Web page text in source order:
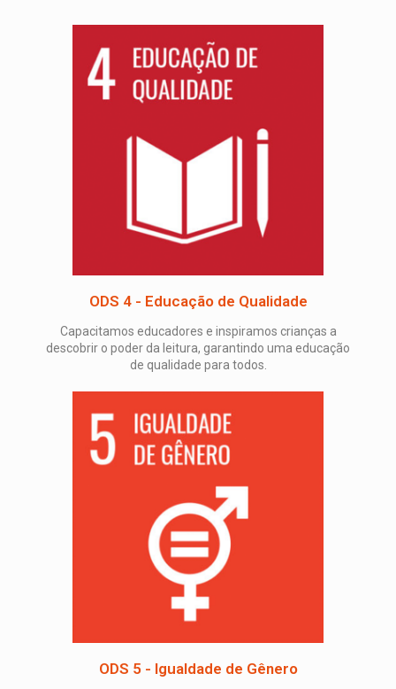
ODS 4 - Educação de Qualidade
Capacitamos educadores e inspiramos crianças a
descobrir o poder da leitura, garantindo uma educação
de qualidade para todos.
ODS 5 - Igualdade de Gênero